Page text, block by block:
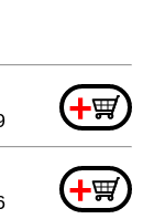
+
+